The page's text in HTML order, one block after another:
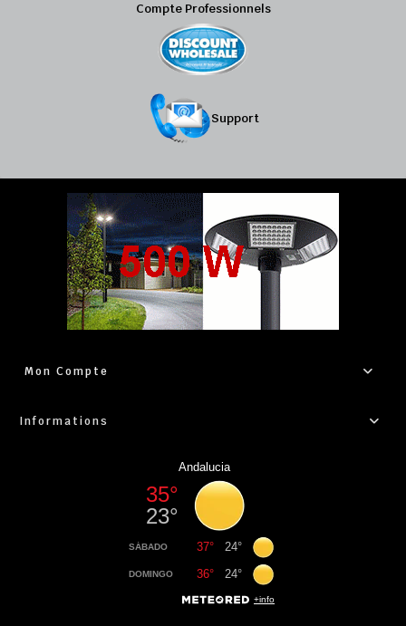
Compte Professionnels
Support
Mon Compte
Informations